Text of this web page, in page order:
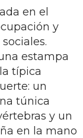
en el
y
estampa
típica
un
túnica
y un
en la mano